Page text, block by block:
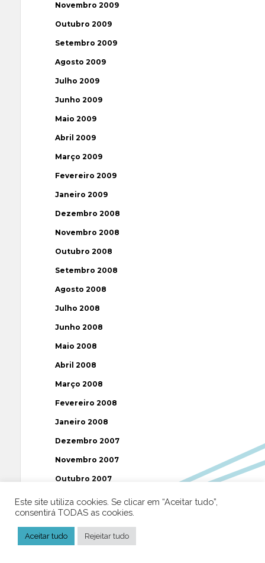
Novembro 2009
Outubro 2009
Setembro 2009
Agosto 2009
Julho 2009
Junho 2009
Maio 2009
Abril 2009
Março 2009
Fevereiro 2009
Janeiro 2009
Dezembro 2008
Novembro 2008
Outubro 2008
Setembro 2008
Agosto 2008
Julho 2008
Junho 2008
Maio 2008
Abril 2008
Março 2008
Fevereiro 2008
Janeiro 2008
Dezembro 2007
Novembro 2007
Outubro 2007
Setembro 2007
Agosto 2007
Julho 2007
Este site utiliza cookies. Se clicar em “Aceitar tudo”,
consentirá TODAS as cookies.
Aceitar tudo Rejeitar tudo